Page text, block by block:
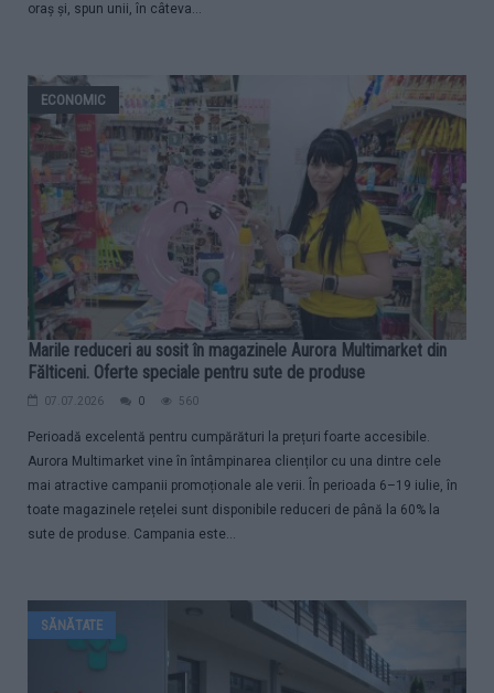
oraș și, spun unii, în câteva...
ECONOMIC
Marile reduceri au sosit în magazinele Aurora Multimarket din
Fălticeni. Oferte speciale pentru sute de produse
07.07.2026 0 560
Perioadă excelentă pentru cumpărături la prețuri foarte accesibile.
Aurora Multimarket vine în întâmpinarea clienților cu una dintre cele
mai atractive campanii promoționale ale verii. În perioada 6–19 iulie, în
toate magazinele rețelei sunt disponibile reduceri de până la 60% la
sute de produse. Campania este...
SĂNĂTATE